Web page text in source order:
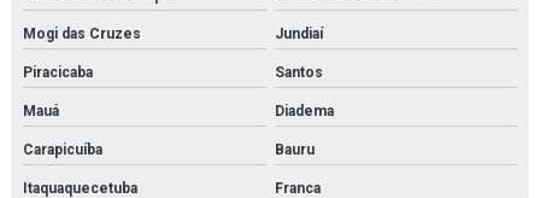
Mogi das Cruzes Jundiaí
Piracicaba Santos
Mauá Diadema
Carapicuíba Bauru
Itaquaquecetuba Franca